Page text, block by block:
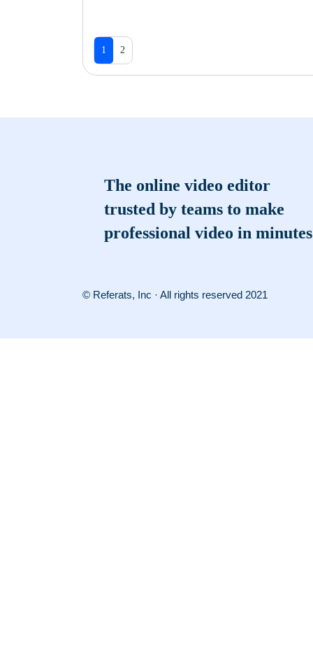
1 2
The online video editor
trusted by teams to make
professional video in minutes
© Referats, Inc · All rights reserved 2021